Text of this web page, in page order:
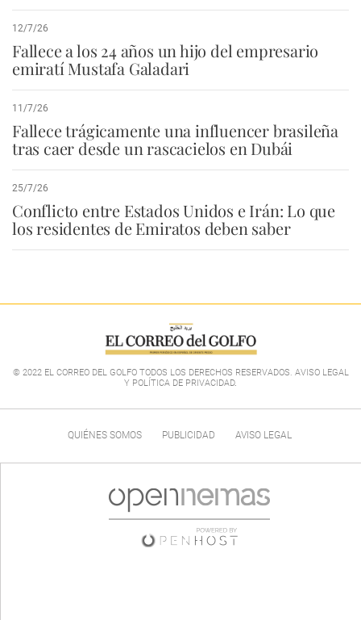
12/7/26
Fallece a los 24 años un hijo del empresario
emiratí Mustafa Galadari
11/7/26
Fallece trágicamente una influencer brasileña
tras caer desde un rascacielos en Dubái
25/7/26
Conflicto entre Estados Unidos e Irán: Lo que
los residentes de Emiratos deben saber
© 2022 EL CORREO DEL GOLFO TODOS LOS DERECHOS RESERVADOS. AVISO LEGAL
Y POLÍTICA DE PRIVACIDAD.
QUIÉNES SOMOS PUBLICIDAD AVISO LEGAL